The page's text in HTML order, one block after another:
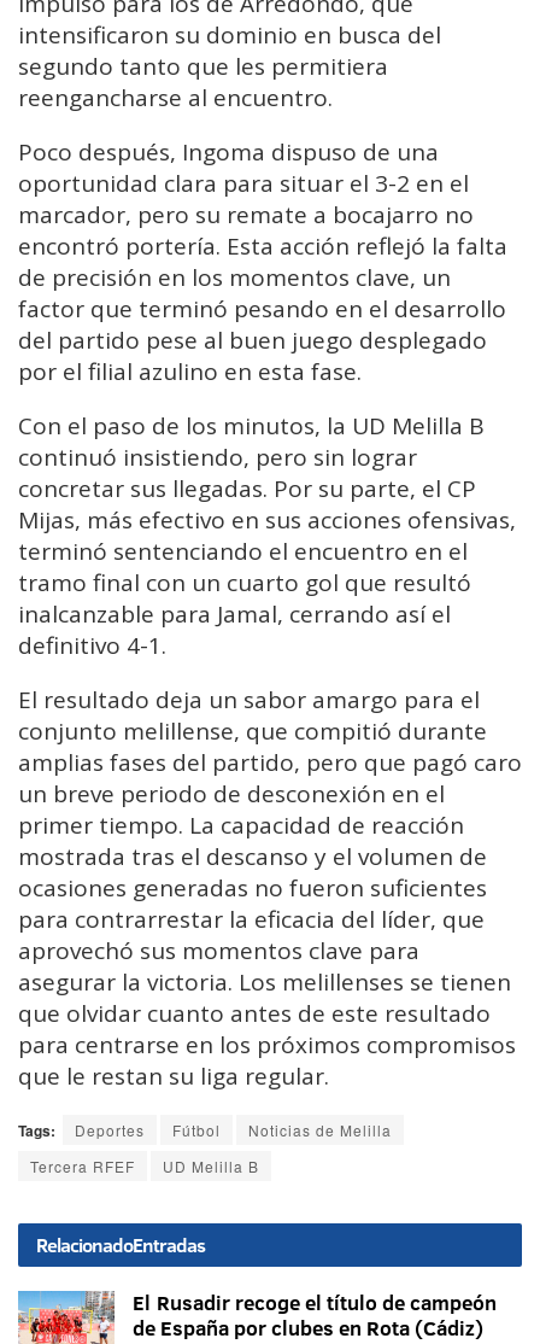
intensificaron su dominio en busca del
segundo tanto que les permitiera
reengancharse al encuentro.
Poco después, Ingoma dispuso de una
oportunidad clara para situar el 3-2 en el
marcador, pero su remate a bocajarro no
encontró portería. Esta acción reflejó la falta
de precisión en los momentos clave, un
factor que terminó pesando en el desarrollo
del partido pese al buen juego desplegado
por el filial azulino en esta fase.
Con el paso de los minutos, la UD Melilla B
continuó insistiendo, pero sin lograr
concretar sus llegadas. Por su parte, el CP
Mijas, más efectivo en sus acciones ofensivas,
terminó sentenciando el encuentro en el
tramo final con un cuarto gol que resultó
inalcanzable para Jamal, cerrando así el
definitivo 4-1.
El resultado deja un sabor amargo para el
conjunto melillense, que compitió durante
amplias fases del partido, pero que pagó caro
un breve periodo de desconexión en el
primer tiempo. La capacidad de reacción
mostrada tras el descanso y el volumen de
ocasiones generadas no fueron suficientes
para contrarrestar la eficacia del líder, que
aprovechó sus momentos clave para
asegurar la victoria. Los melillenses se tienen
que olvidar cuanto antes de este resultado
para centrarse en los próximos compromisos
que le restan su liga regular.
Tags: Deportes Fútbol
Noticias de Melilla
Tercera RFEF
UD Melilla B
RelacionadoEntradas
El Rusadir recoge el título de campeón
de España por clubes en Rota (Cádiz)